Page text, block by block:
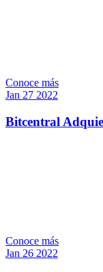
Conoce más
Jan 27 2022
Bitcentral
Conoce más
Jan 26 2022